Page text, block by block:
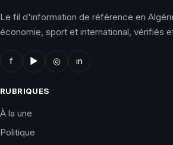
Le fil d'information de référence en
économie, sport et international, vérifiés
f ▶ ◎ in
RUBRIQUES
À la une
Politique